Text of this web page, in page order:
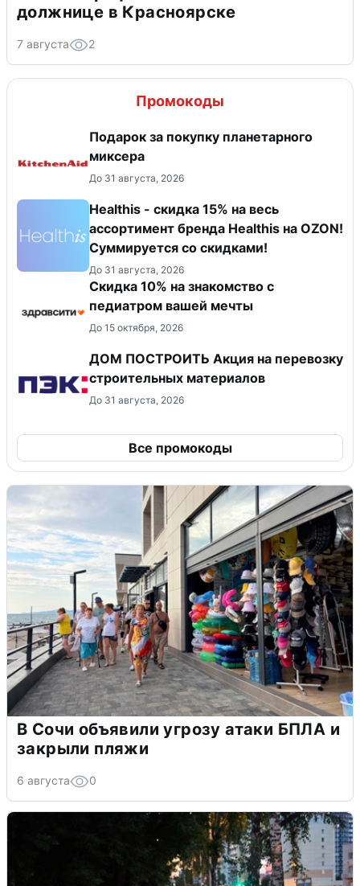
должнице в Красноярске
7 августа 2
Промокоды
Подарок за покупку планетарного
миксера
До 31 августа, 2026
Healthis - скидка 15% на весь
ассортимент бренда Healthis на OZON!
Суммируется со скидками!
До 31 августа, 2026
Скидка 10% на знакомство с
педиатром вашей мечты
До 15 октября, 2026
ДОМ ПОСТРОИТЬ Акция на перевозку
строительных материалов
До 31 августа, 2026
Все промокоды
В Сочи объявили угрозу атаки БПЛА и
закрыли пляжи
6 августа 0